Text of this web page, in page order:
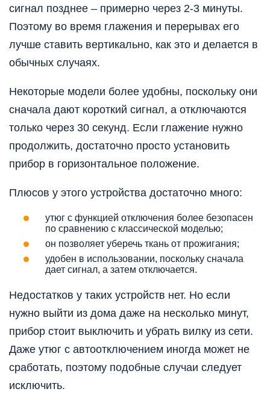
сигнал позднее – примерно через 2-3 минуты.
Поэтому во время глажения и перерывах его
лучше ставить вертикально, как это и делается в
обычных случаях.
Некоторые модели более удобны, поскольку они
сначала дают короткий сигнал, а отключаются
только через 30 секунд. Если глажение нужно
продолжить, достаточно просто установить
прибор в горизонтальное положение.
Плюсов у этого устройства достаточно много:
утюг с функцией отключения более безопасен
по сравнению с классической моделью;
он позволяет уберечь ткань от прожигания;
удобен в использовании, поскольку сначала
дает сигнал, а затем отключается.
Недостатков у таких устройств нет. Но если
нужно выйти из дома даже на несколько минут,
прибор стоит выключить и убрать вилку из сети.
Даже утюг с автоотключением иногда может не
сработать, поэтому подобные случаи следует
исключить.